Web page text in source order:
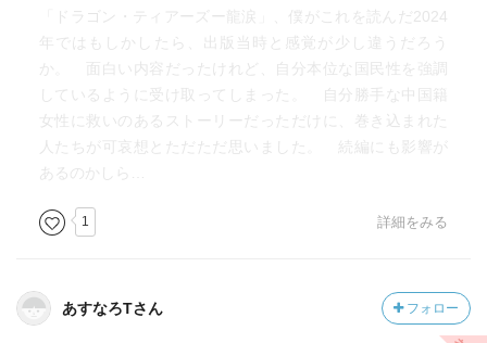
「ドラゴン・ティアーズー龍涙」、僕がこれを読んだ2024
年ではもしかしたら、出版当時と感覚が少し違うだろう
か。 面白い内容だったけれど、自分本位な国民性を強調
しているように受け取ってしまった。 自分勝手な中国籍
女性に救いのあるストーリーだっただけに、巻き込まれた
人たちが可哀想とただただ思いました。 続編にも影響が
あるのかしら…
1 詳細をみる
あすなろTさん フォロー